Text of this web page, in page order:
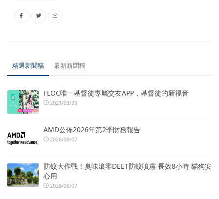
精選新聞稿 最新新聞稿
FLOC唯一基督徒專屬交友APP，基督徒的新福音
2021/03/29
AMD公佈2026年第2季財務報告
2026/08/07
防蚊大作戰！臭味滾零DEET防蚊噴霧 長效8小時 貓狗安
心用
2026/08/07